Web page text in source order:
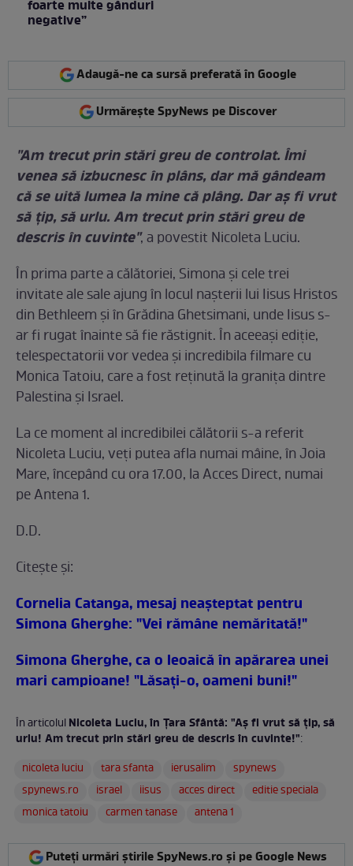
foarte multe gânduri
negative”
Adaugă-ne ca sursă preferată în Google
Urmărește SpyNews pe Discover
"Am trecut prin stări greu de controlat. Îmi
venea să izbucnesc în plâns, dar mă gândeam
că se uită lumea la mine că plâng. Dar aş fi vrut
să ţip, să urlu. Am trecut prin stări greu de
descris în cuvinte", a povestit Nicoleta Luciu.
În prima parte a călătoriei, Simona și cele trei
invitate ale sale ajung în locul nașterii lui Iisus Hristos
din Bethleem și în Grădina Ghetsimani, unde Iisus s-
ar fi rugat înainte să fie răstignit. În aceeași ediție,
telespectatorii vor vedea și incredibila filmare cu
Monica Tatoiu, care a fost reţinută la graniţa dintre
Palestina şi Israel.
La ce moment al incredibilei călătorii s-a referit
Nicoleta Luciu, veţi putea afla numai mâine, în Joia
Mare, începând cu ora 17.00, la Acces Direct, numai
pe Antena 1.
D.D.
Citeşte şi:
Cornelia Catanga, mesaj neaşteptat pentru
Simona Gherghe: "Vei rămâne nemăritată!"
Simona Gherghe, ca o leoaică în apărarea unei
mari campioane! "Lăsaţi-o, oameni buni!"
În articolulNicoleta Luciu, în Țara Sfântă: "Aş fi vrut să ţip, să
urlu! Am trecut prin stări greu de descris în cuvinte!":
nicoleta luciu
tara sfanta ierusalim
spynews
spynews.ro
israel iisus acces direct
editie speciala
monica tatoiu
carmen tanase antena 1
Puteți urmări știrile SpyNews.ro și pe Google News